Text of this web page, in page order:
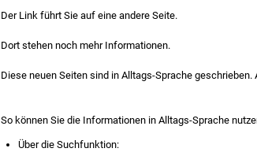
Der Link führt Sie auf eine andere Seite.
Dort stehen noch mehr Informationen.
Diese neuen Seiten sind in Alltags-Sprache
So können Sie die Informationen in Alltags-Sprache
Über die Suchfunktion: